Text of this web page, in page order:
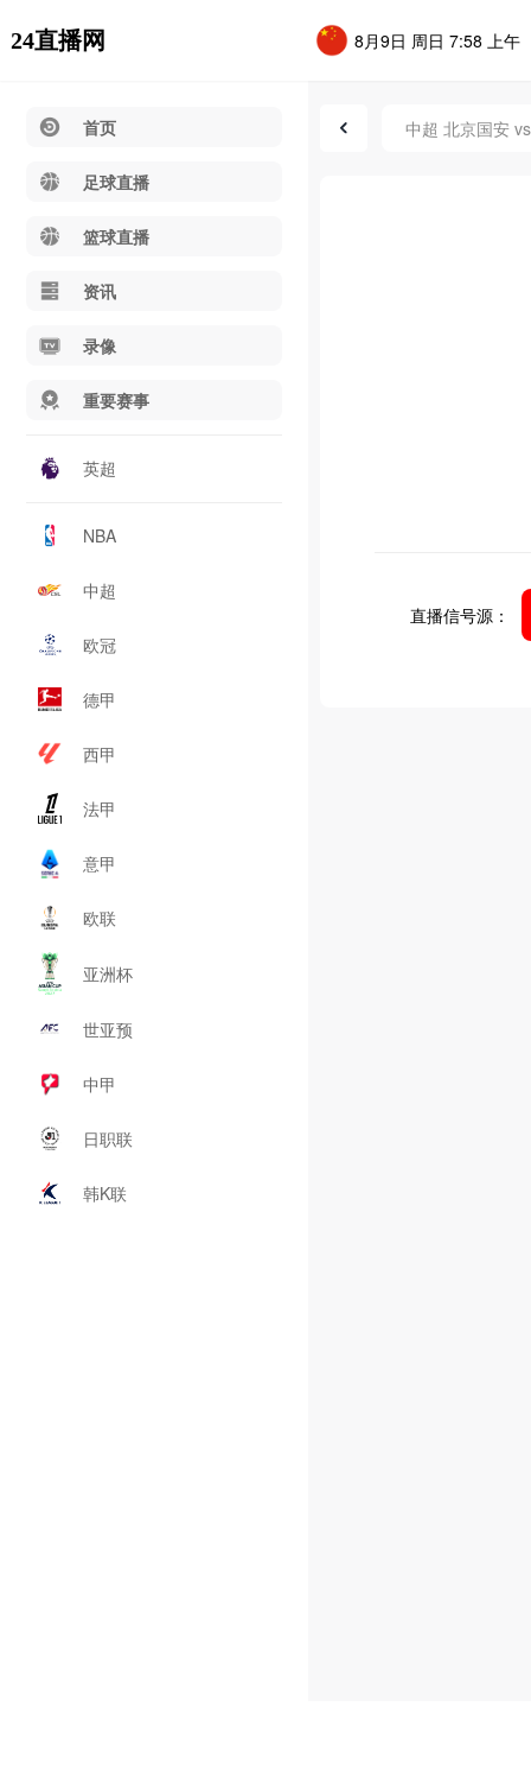
24直播网 8月9日 周日 7:58 上午
首页
足球直播
篮球直播
资讯
录像
重要赛事
英超
NBA
中超
欧冠
德甲
西甲
法甲
意甲
欧联
亚洲杯
世亚预
中甲
日职联
韩K联
中超 北京国安
直播信号源：